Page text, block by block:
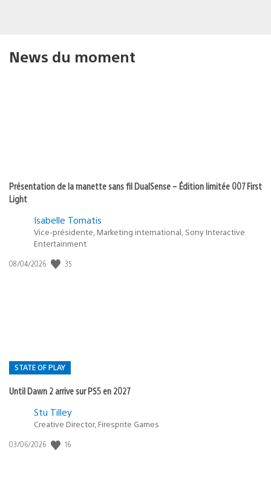
News du moment
Présentation de la manette sans fil DualSense – Édition limitée 007 First
Light
Isabelle Tomatis
Vice-présidente, Marketing international, Sony Interactive
Entertainment
Date
08/04/2026 35
STATE OF PLAY
Until Dawn 2 arrive sur PS5 en 2027
Postée
:
Stu Tilley
Creative Director, Firesprite Games
Date
03/06/2026 16